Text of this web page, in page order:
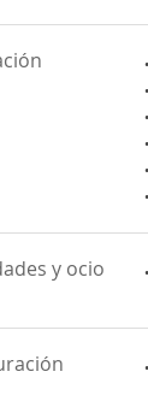
y ocio